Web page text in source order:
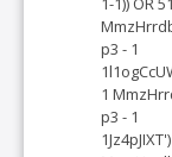
p3 - 1
1
p3 - 1